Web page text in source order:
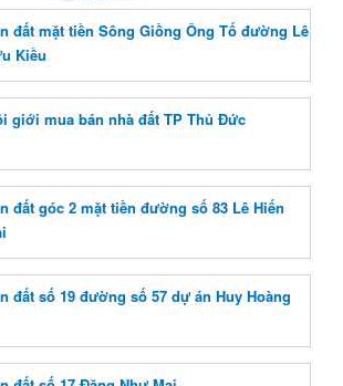
đất mặt tiền Sông Giồng Ông Tố đường Lê
Kiều
giới mua bán nhà đất TP Thủ Đức
đất góc 2 mặt tiền đường số 83 Lê Hiến
đất số 19 đường số 57 dự án Huy Hoàng